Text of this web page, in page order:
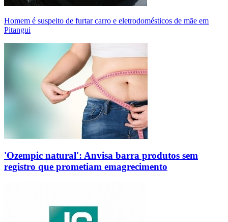
Homem é suspeito de furtar carro e eletrodomésticos de mãe em
Pitangui
'Ozempic natural': Anvisa barra produtos sem
registro que prometiam emagrecimento